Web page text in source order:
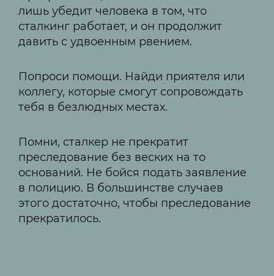
лишь убедит человека в том, что
сталкинг работает, и он продолжит
давить с удвоенным рвением.
Попроси помощи. Найди приятеля или
коллегу, которые смогут сопровождать
тебя в безлюдных местах.
Помни, сталкер не прекратит
преследование без веских на то
оснований. Не бойся подать заявление
в полицию. В большинстве случаев
этого достаточно, чтобы преследование
прекратилось.